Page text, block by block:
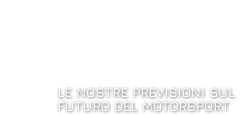
LE NOSTRE PREVISIONI SUL
FUTURO DEL MOTORSPORT